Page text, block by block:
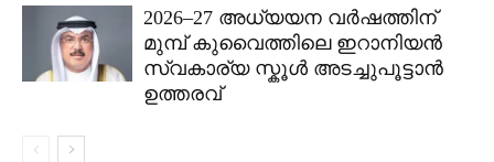
2026–27 അധ്യയന വർഷത്തിന്
മുമ്പ് കുവൈത്തിലെ ഇറാനിയൻ
സ്വകാര്യ സ്കൂൾ അടച്ചുപൂട്ടാൻ
ഉത്തരവ്